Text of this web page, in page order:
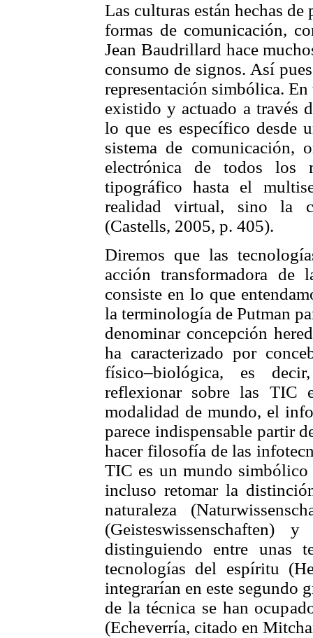
Las culturas están hechas
formas de comunicación,
Jean Baudrillard hace
consumo de signos. Así
representación simbólica.
existido y actuado a través
lo que es específico desde
sistema de comunicación,
electrónica de todos los
tipográfico hasta el
realidad virtual, sino la
(Castells, 2005, p. 405).
Diremos que las
acción transformadora de
consiste en lo que
la terminología de Putman
denominar concepción
ha caracterizado por
físico–biológica, es
reflexionar sobre las TIC
modalidad de mundo, el
parece indispensable partir
hacer filosofía de las
TIC es un mundo
incluso retomar la
naturaleza
(Geisteswissenschaften)
distinguiendo entre unas
tecnologías del espíritu
integrarían en este segundo
de la técnica se han
(Echeverría, citado en